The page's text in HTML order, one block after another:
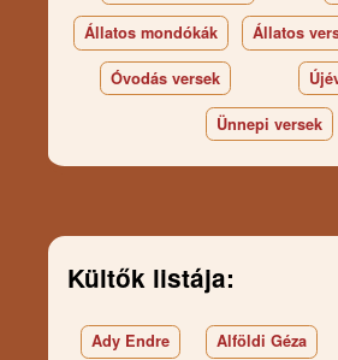
Állatos mondókák Állatos
Óvodás versek
Ünnepi versek
Kültők listája:
Ady Endre Alföldi Géza